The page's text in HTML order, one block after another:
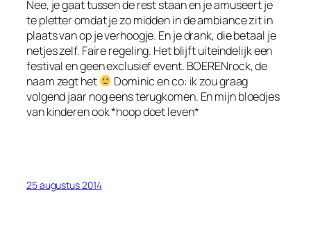
Nee, je gaat tussen de rest staan en je amuseert je
te pletter omdat je zo midden in de ambiance zit in
plaats van op je verhoogje. En je drank, die betaal je
netjes zelf. Faire regeling. Het blijft uiteindelijk een
festival en geen exclusief event. BOERENrock, de
naam zegt het
Dominic en co: ik zou graag
volgend jaar nog eens terugkomen. En mijn bloedjes
van kinderen ook *hoop doet leven*
25 augustus 2014